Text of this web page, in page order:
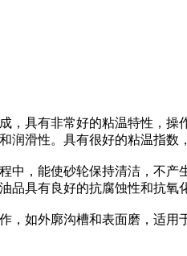
，具有非常好的粘温特性，操
润滑性。具有很好的粘温指数
中，能使砂轮保持清洁，不
具有良好的抗腐蚀性和抗氧
，如外廓沟槽和表面磨，适用